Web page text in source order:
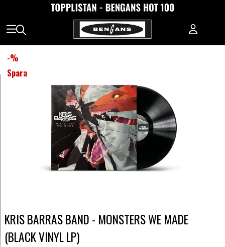
-%
Spara
KRIS BARRAS BAND - MONSTERS WE MADE
(BLACK VINYL LP)